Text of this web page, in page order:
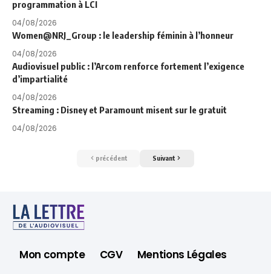
programmation à LCI
04/08/2026
Women@NRJ_Group : le leadership féminin à l’honneur
04/08/2026
Audiovisuel public : l’Arcom renforce fortement l’exigence
d’impartialité
04/08/2026
Streaming : Disney et Paramount misent sur le gratuit
04/08/2026
précédent Suivant
Mon compte CGV
Mentions Légales